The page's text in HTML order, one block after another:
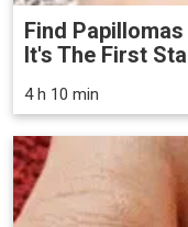
Find
It's The First
4 h 10 min